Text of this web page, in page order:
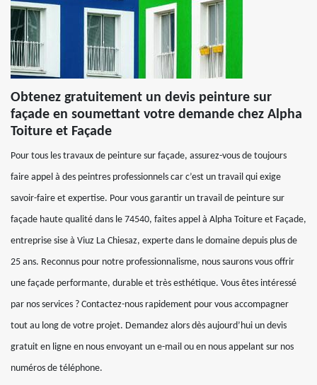
Obtenez gratuitement un devis peinture sur
façade en soumettant votre demande chez Alpha
Toiture et Façade
Pour tous les travaux de peinture sur façade, assurez-vous de toujours
faire appel à des peintres professionnels car c’est un travail qui exige
savoir-faire et expertise. Pour vous garantir un travail de peinture sur
façade haute qualité dans le 74540, faites appel à Alpha Toiture et Façade,
entreprise sise à Viuz La Chiesaz, experte dans le domaine depuis plus de
25 ans. Reconnus pour notre professionnalisme, nous saurons vous offrir
une façade performante, durable et très esthétique. Vous êtes intéressé
par nos services ? Contactez-nous rapidement pour vous accompagner
tout au long de votre projet. Demandez alors dès aujourd’hui un devis
gratuit en ligne en nous envoyant un e-mail ou en nous appelant sur nos
numéros de téléphone.